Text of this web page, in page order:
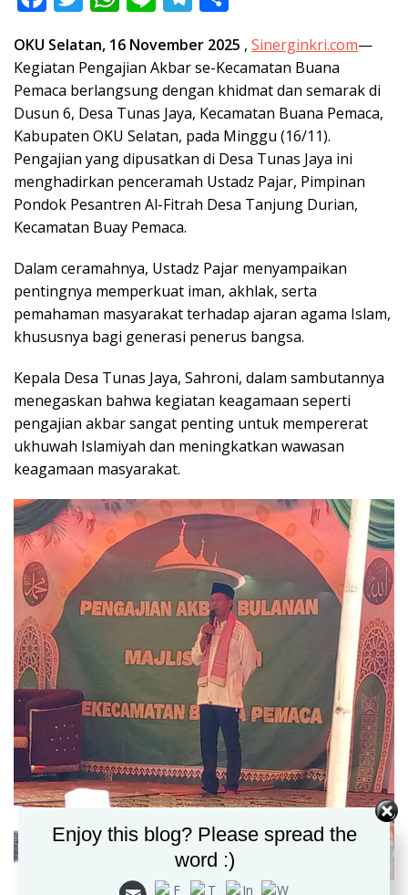
e
b
o
o
k
itt
er
at
s
A
p
p
e e
gr
a
m
ar
e
OKU Selatan, 16 November 2025 , Sinerginkri.com—
Kegiatan Pengajian Akbar se-Kecamatan Buana
Pemaca berlangsung dengan khidmat dan semarak di
Dusun 6, Desa Tunas Jaya, Kecamatan Buana Pemaca,
Kabupaten OKU Selatan, pada Minggu (16/11).
Pengajian yang dipusatkan di Desa Tunas Jaya ini
menghadirkan penceramah Ustadz Pajar, Pimpinan
Pondok Pesantren Al-Fitrah Desa Tanjung Durian,
Kecamatan Buay Pemaca.
Dalam ceramahnya, Ustadz Pajar menyampaikan
pentingnya memperkuat iman, akhlak, serta
pemahaman masyarakat terhadap ajaran agama Islam,
khususnya bagi generasi penerus bangsa.
Kepala Desa Tunas Jaya, Sahroni, dalam sambutannya
menegaskan bahwa kegiatan keagamaan seperti
pengajian akbar sangat penting untuk mempererat
ukhuwah Islamiyah dan meningkatkan wawasan
keagamaan masyarakat.
Enjoy this blog? Please spread the
word :)